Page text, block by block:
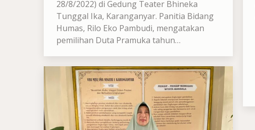
28/8/2022) di Gedung Teater Bhineka
Tunggal Ika, Karanganyar. Panitia Bidang
Humas, Rilo Eko Pambudi, mengatakan
pemilihan Duta Pramuka tahun…